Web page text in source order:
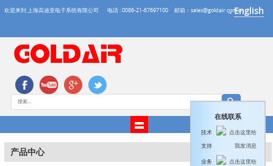
欢迎来到 上海高迪亚电子系统有限公司 电话 : 0086-21-67697100 邮箱：sales@goldair.com.cn
→English
产品中心
在线联系
技术
支持
业务